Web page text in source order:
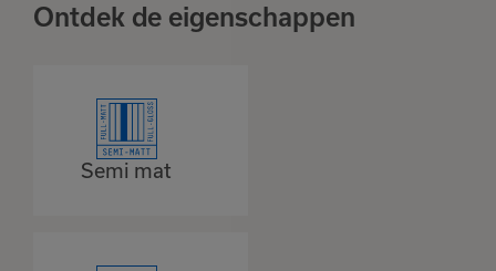
Ontdek de eigenschappen
Semi mat